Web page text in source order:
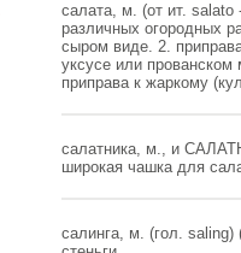
салата, м. (от ит.
различных огородных
сыром виде. 2.
уксусе или
приправа к жаркому
салатника, м., и
широкая чашка для
салинга, м. (гол.